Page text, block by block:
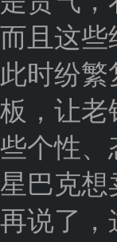
而且这些
此时纷
板，让老
些个性、
星巴克想
再说了，